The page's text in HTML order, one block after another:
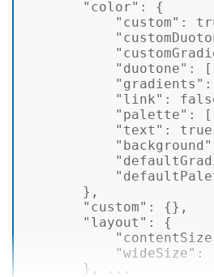
"color" : {
"custom" :
"duotone" :
"gradients"
"link" :
"palette" :
"text" : true
"background"
},
"custom" : {},
"layout" : {
"wideSize" :
}, ...